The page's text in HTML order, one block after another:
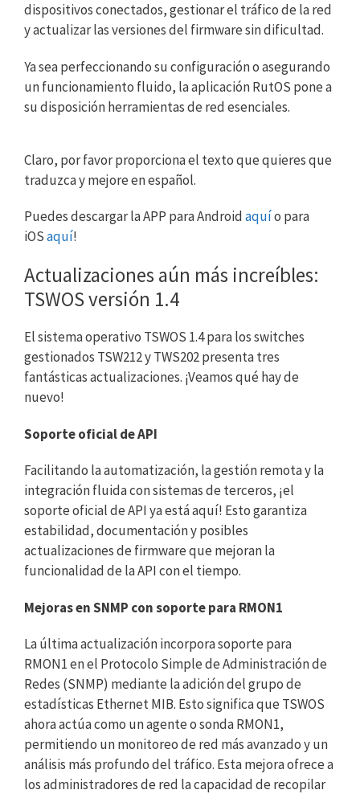
dispositivos conectados, gestionar el tráfico de la red
y actualizar las versiones del firmware sin dificultad.
Ya sea perfeccionando su configuración o asegurando
un funcionamiento fluido, la aplicación RutOS pone a
su disposición herramientas de red esenciales.
Claro, por favor proporciona el texto que quieres que
traduzca y mejore en español.
Puedes descargar la APP para Androidaquío para
iOSaquí!
Actualizaciones aún más increíbles:
TSWOS versión 1.4
El sistema operativo TSWOS 1.4 para los switches
gestionados TSW212 y TWS202 presenta tres
fantásticas actualizaciones. ¡Veamos qué hay de
nuevo!
Soporte oficial de API
Facilitando la automatización, la gestión remota y la
integración fluida con sistemas de terceros, ¡el
soporte oficial de API ya está aquí! Esto garantiza
estabilidad, documentación y posibles
actualizaciones de firmware que mejoran la
funcionalidad de la API con el tiempo.
Mejoras en SNMP con soporte para RMON1
La última actualización incorpora soporte para
RMON1 en el Protocolo Simple de Administración de
Redes (SNMP) mediante la adición del grupo de
estadísticas Ethernet MIB. Esto significa que TSWOS
ahora actúa como un agente o sonda RMON1,
permitiendo un monitoreo de red más avanzado y un
análisis más profundo del tráfico. Esta mejora ofrece a
los administradores de red la capacidad de recopilar